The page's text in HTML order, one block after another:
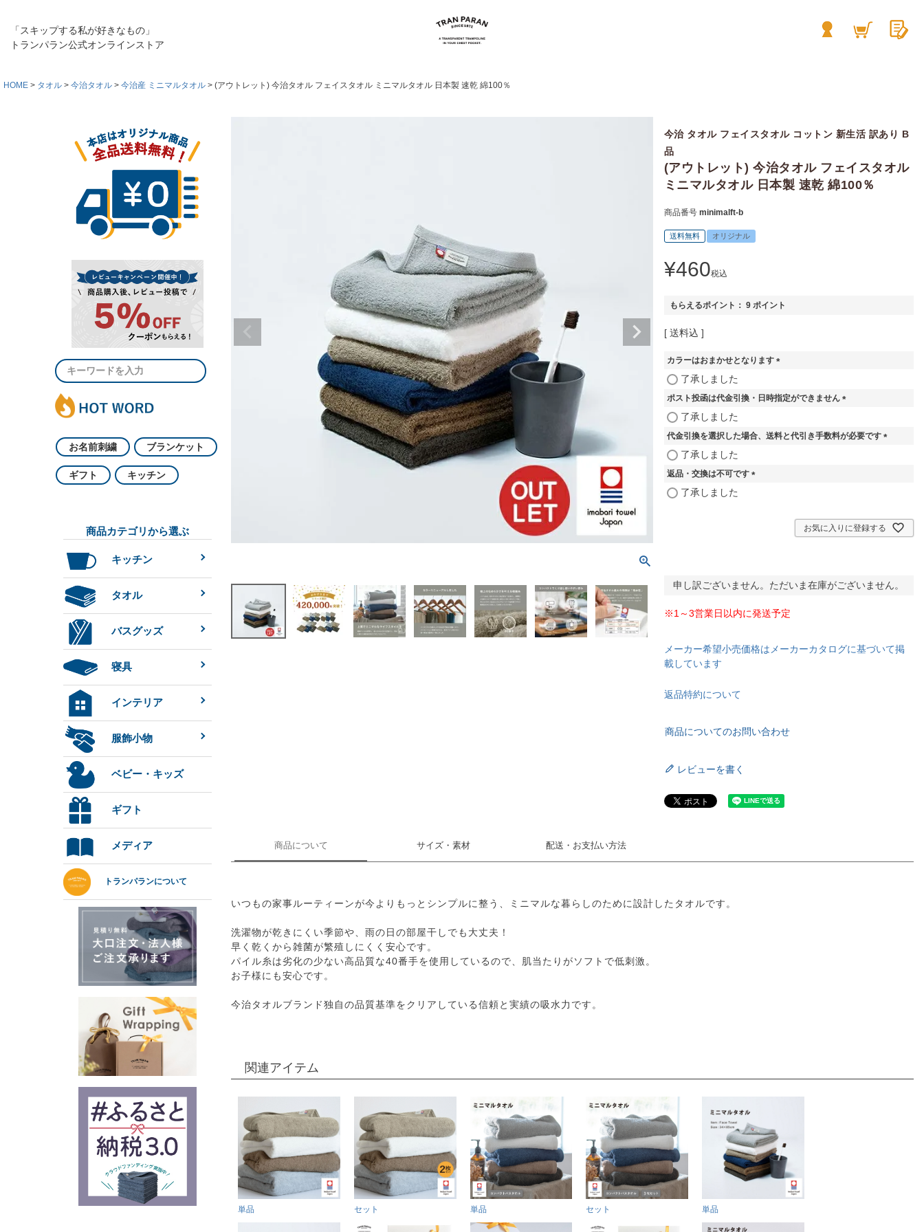
「スキップする私が好きなもの」
トランパラン公式オンラインストア
HOME タオル 今治タオル 今治産 ミニマルタオル (アウトレット) 今治タオル フェイスタオル ミニマルタオル 日本製 速乾 綿100％
お名前刺繍 ブランケット
ギフト キッチン
商品カテゴリから選ぶ
キッチン
タオル
バスグッズ
寝具
インテリア
服飾小物
ベビー・キッズ
ギフト
メディア
トランパランについて
今治 タオル フェイスタオル コットン 新生活 訳あり B
品
(アウトレット) 今治タオル フェイスタオル
ミニマルタオル 日本製 速乾 綿100％
商品番号 minimalft-b
送料無料 オリジナル
¥460税込
もらえるポイント： 9 ポイント
送料込
カラーはおまかせとなります
須
了承しました
ポスト投函は代金引換・日時指定ができません
須
了承しました
代金引換を選択した場合、送料と代引き手数料が必要です
了承しました
返品・交換は不可です
了承しました
お気に入りに登録する
申し訳ございません。ただいま在庫がございません。
※1～3営業日以内に発送予定
メーカー希望小売価格はメーカーカタログに基づいて掲
載しています
返品特約について
商品についてのお問い合わせ
レビューを書く
商品について サイズ・素材 配送・お支払い方法
いつもの家事ルーティーンが今よりもっとシンプルに整う、ミニマルな暮らしのために設計したタオルです。
洗濯物が乾きにくい季節や、雨の日の部屋干しでも大丈夫！
早く乾くから雑菌が繁殖しにくく安心です。
パイル糸は劣化の少ない高品質な40番手を使用しているので、肌当たりがソフトで低刺激。
お子様にも安心です。
今治タオルブランド独自の品質基準をクリアしている信頼と実績の吸水力です。
関連アイテム
単品 セット 単品 セット 単品